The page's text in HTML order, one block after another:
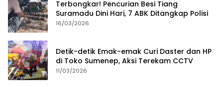
Terbongkar! Pencurian Besi Tiang
Suramadu Dini Hari, 7 ABK Ditangkap Polisi
16/03/2026
Detik-detik Emak-emak Curi Daster dan HP
di Toko Sumenep, Aksi Terekam CCTV
11/03/2026